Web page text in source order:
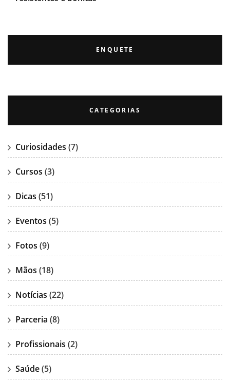
ENQUETE
CATEGORIAS
Curiosidades (7)
Cursos (3)
Dicas (51)
Eventos (5)
Fotos (9)
Mãos (18)
Notícias (22)
Parceria (8)
Profissionais (2)
Saúde(5)